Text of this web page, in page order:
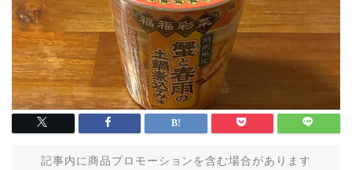
記事内に商品プロモーションを含む場合があります